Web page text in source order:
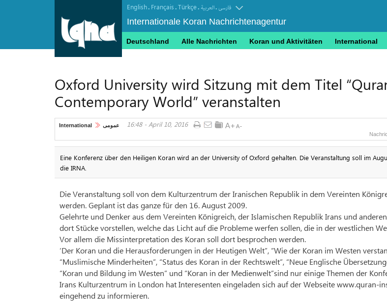
English. Français.Türkçe. العربیة.فارسی
Internationale Koran Nachrichtenagentur
Deutschland Alle Nachrichten Koran und Aktivitäten International
Oxford University wird Sitzung mit dem Titel
Contemporary World” veranstalten
International عمومی 16:48 - April 10, 2016
Eine Konferenz über den Heiligen Koran wird an der University of Oxford gehalten. Die Veranstaltung soll im
die IRNA.
Die Veranstaltung soll von dem Kulturzentrum der Iranischen Republik in dem Vereinten
werden. Geplant ist das ganze für den 16. August 2009.
Gelehrte und Denker aus dem Vereinten Königreich, der Islamischen Republik Irans und
dort Stücke vorstellen, welche das Licht auf die Probleme werfen sollen, die in der westlichen
Vor allem die Missinterpretation des Koran soll dort besprochen werden.
‘Der Koran und die Herausforderungen in der Heutigen Welt”, “Wie der Koran im Westen
“Muslimische Minderheiten”, “Status des Koran in der Rechtswelt”, “Neue Englische
“Koran und Bildung im Westen” und “Koran in der Medienwelt”sind nur einige Themen der
Irans Kulturzentrum in London hat Interesenten eingeladen sich auf der Webseite www.quran-
eingehend zu informieren.